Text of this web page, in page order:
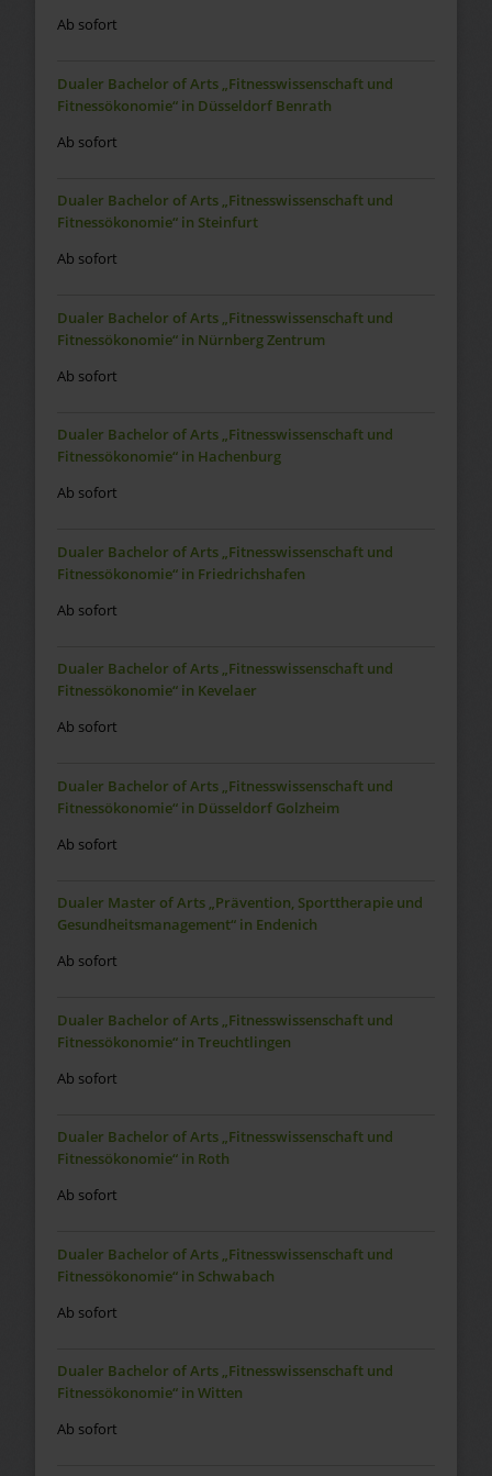
Ab sofort
Dualer Bachelor of Arts „Fitnesswissenschaft und
Fitnessökonomie“ in Düsseldorf Benrath
Ab sofort
Dualer Bachelor of Arts „Fitnesswissenschaft und
Fitnessökonomie“ in Steinfurt
Ab sofort
Dualer Bachelor of Arts „Fitnesswissenschaft und
Fitnessökonomie“ in Nürnberg Zentrum
Ab sofort
Dualer Bachelor of Arts „Fitnesswissenschaft und
Fitnessökonomie“ in Hachenburg
Ab sofort
Dualer Bachelor of Arts „Fitnesswissenschaft und
Fitnessökonomie“ in Friedrichshafen
Ab sofort
Dualer Bachelor of Arts „Fitnesswissenschaft und
Fitnessökonomie“ in Kevelaer
Ab sofort
Dualer Bachelor of Arts „Fitnesswissenschaft und
Fitnessökonomie“ in Düsseldorf Golzheim
Ab sofort
Dualer Master of Arts „Prävention, Sporttherapie und
Gesundheitsmanagement“ in Endenich
Ab sofort
Dualer Bachelor of Arts „Fitnesswissenschaft und
Fitnessökonomie“ in Treuchtlingen
Ab sofort
Dualer Bachelor of Arts „Fitnesswissenschaft und
Fitnessökonomie“ in Roth
Ab sofort
Dualer Bachelor of Arts „Fitnesswissenschaft und
Fitnessökonomie“ in Schwabach
Ab sofort
Dualer Bachelor of Arts „Fitnesswissenschaft und
Fitnessökonomie“ in Witten
Ab sofort